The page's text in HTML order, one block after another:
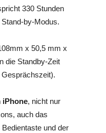
330 Stunden
by-Modus.
x 50,5 mm x
die Standby-Zeit
iPhone, nicht nur
auch das
und der